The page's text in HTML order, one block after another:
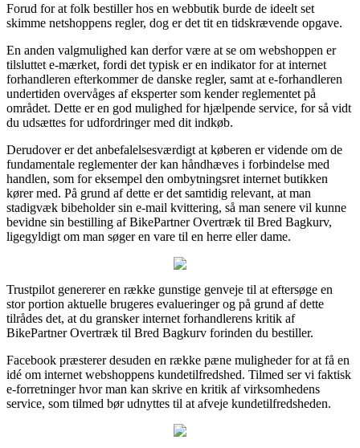
Forud for at folk bestiller hos en webbutik burde de ideelt set
skimme netshoppens regler, dog er det tit en tidskrævende opgave.
En anden valgmulighed kan derfor være at se om webshoppen er
tilsluttet e-mærket, fordi det typisk er en indikator for at internet
forhandleren efterkommer de danske regler, samt at e-forhandleren
undertiden overvåges af eksperter som kender reglementet på
området. Dette er en god mulighed for hjælpende service, for så vidt
du udsættes for udfordringer med dit indkøb.
Derudover er det anbefalelsesværdigt at køberen er vidende om de
fundamentale reglementer der kan håndhæves i forbindelse med
handlen, som for eksempel den ombytningsret internet butikken
kører med. På grund af dette er det samtidig relevant, at man
stadigvæk bibeholder sin e-mail kvittering, så man senere vil kunne
bevidne sin bestilling af BikePartner Overtræk til Bred Bagkurv,
ligegyldigt om man søger en vare til en herre eller dame.
Trustpilot genererer en række gunstige genveje til at eftersøge en
stor portion aktuelle brugeres evalueringer og på grund af dette
tilrådes det, at du gransker internet forhandlerens kritik af
BikePartner Overtræk til Bred Bagkurv forinden du bestiller.
Facebook præsterer desuden en række pæne muligheder for at få en
idé om internet webshoppens kundetilfredshed. Tilmed ser vi faktisk
e-forretninger hvor man kan skrive en kritik af virksomhedens
service, som tilmed bør udnyttes til at afveje kundetilfredsheden.